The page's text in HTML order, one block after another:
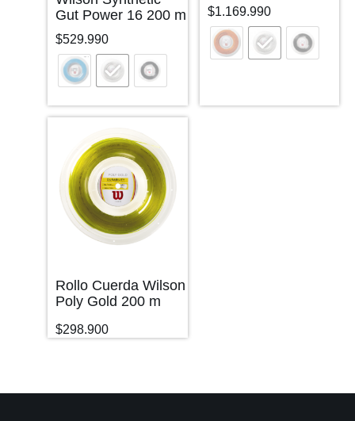
Gut Power 16 200 m
$529.990
$1.169.990
Rollo Cuerda Wilson
Poly Gold 200 m
$298.900